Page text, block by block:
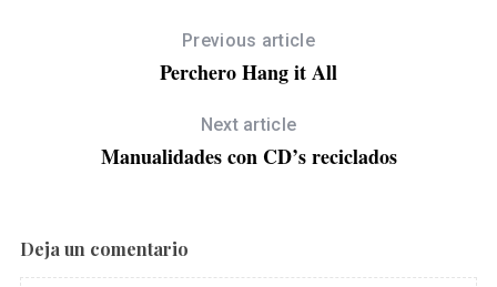
Previous article
Perchero Hang it All
Next article
Manualidades con CD’s reciclados
Deja un comentario